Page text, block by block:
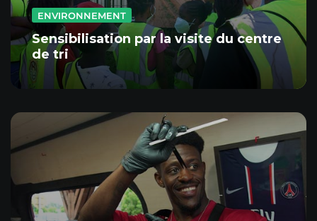
ENVIRONNEMENT
Sensibilisation par la visite du centre
de tri